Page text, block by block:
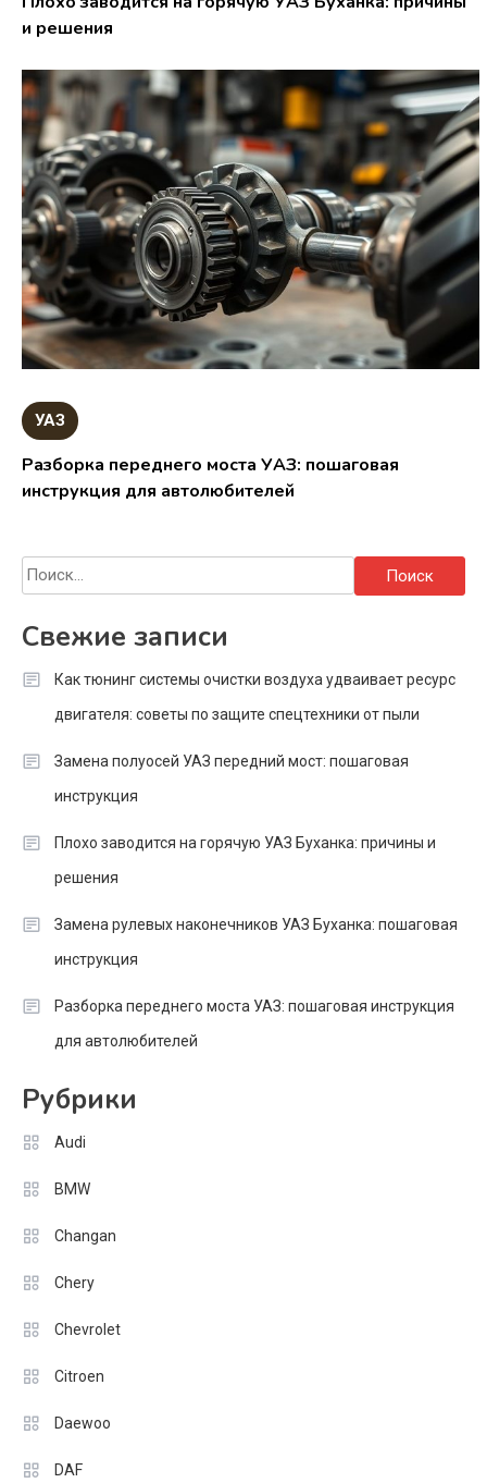
и решения
УАЗ
Разборка переднего моста УАЗ: пошаговая
инструкция для автолюбителей
Найти:
Свежие записи
Как тюнинг системы очистки воздуха удваивает ресурс
двигателя: советы по защите спецтехники от пыли
Замена полуосей УАЗ передний мост: пошаговая
инструкция
Плохо заводится на горячую УАЗ Буханка: причины и
решения
Замена рулевых наконечников УАЗ Буханка: пошаговая
инструкция
Разборка переднего моста УАЗ: пошаговая инструкция
для автолюбителей
Рубрики
Audi
BMW
Changan
Chery
Chevrolet
Citroen
Daewoo
DAF